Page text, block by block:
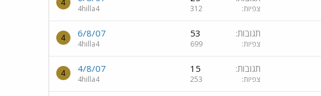
צפיות 312
4hilla4
4
תגובות 53
צפיות 699
6/8/07
4hilla4
4
תגובות 15
צפיות 253
4/8/07
4hilla4
4